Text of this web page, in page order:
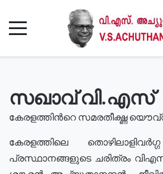
സഖാവ് വി.എസ്
കേരളത്തിൻറെ സമരതീക്ഷ്ണ
കേരളത്തിലെ
പ്രസ്ഥാനങ്ങളുടെ ചരിത്രം